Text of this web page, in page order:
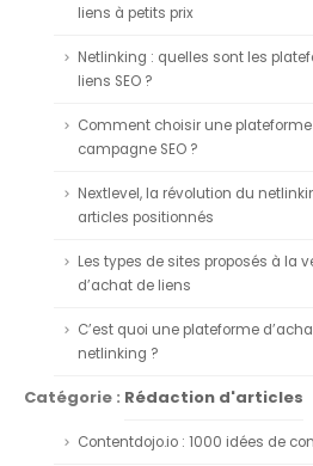
liens à petits prix
Netlinking : quelles sont les
liens SEO ?
Comment choisir une
campagne SEO ?
Nextlevel, la révolution du
articles positionnés
Les types de sites proposés à la
d’achat de liens
C’est quoi une plateforme
netlinking ?
Catégorie : Rédaction d'articles
Contentdojo.io : 1000 idées de